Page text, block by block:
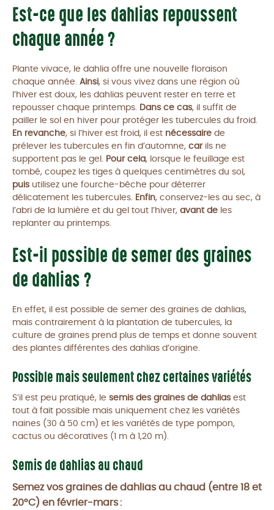
Est-ce que les dahlias repoussent
chaque année ?
Plante vivace, le dahlia offre une nouvelle floraison
chaque année. Ainsi, si vous vivez dans une région où
l’hiver est doux, les dahlias peuvent rester en terre et
repousser chaque printemps. Dans ce cas, il suffit de
pailler le sol en hiver pour protéger les tubercules du froid.
En revanche, si l’hiver est froid, il est nécessaire de
prélever les tubercules en fin d’automne, carils ne
supportent pas le gel. Pour cela, lorsque le feuillage est
tombé, coupez les tiges à quelques centimètres du sol,
puis utilisez une fourche-bêche pour déterrer
délicatement les tubercules. Enfin, conservez-les au sec, à
l’abri de la lumière et du gel tout l’hiver, avant de les
replanter au printemps.
Est-il possible de semer des graines
de dahlias ?
En effet, il est possible de semer des graines de dahlias,
mais contrairement à la plantation de tubercules, la
culture de graines prend plus de temps et donne souvent
des plantes différentes des dahlias d’origine.
Possible mais seulement chez certaines variétés
S’il est peu pratiqué, le semis des graines de dahlias est
tout à fait possible mais uniquement chez les variétés
naines (30 à 50 cm) et les variétés de type pompon,
cactus ou décoratives (1 m à 1,20 m).
Semis de dahlias au chaud
Semez vos graines de dahlias au chaud (entre 18 et
20°C) en février-mars :